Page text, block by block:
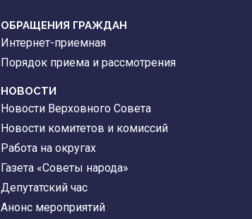
ОБРАЩЕНИЯ ГРАЖДАН
Интернет-приемная
Порядок приема и рассмотрения
НОВОСТИ
Новости Верховного Совета
Новости комитетов и комиссий
Работа на округах
Газета «Советы народа»
Депутатский час
Анонс мероприятий